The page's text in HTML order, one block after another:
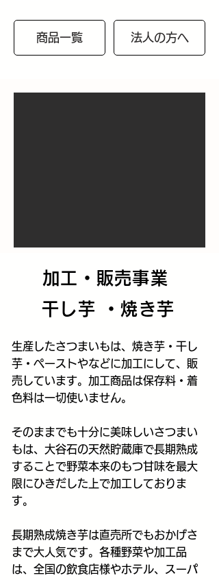
商品一覧 法人の方へ
加工・販売事業
干し芋 ・焼き芋
生産したさつまいもは、焼き芋・干し
芋・ペーストやなどに加工にして、販
売しています。加工商品は保存料・着
色料は一切使いません。
そのままでも十分に美味しいさつまい
もは、大谷石の天然貯蔵庫で長期熟成
することで野菜本来のもつ甘味を最大
限にひきだした上で加工しておりま
す。
長期熟成焼き芋は直売所でもおかげさ
まで大人気です。各種野菜や加工品
は、 全国の飲食店様やホテル、スーパ